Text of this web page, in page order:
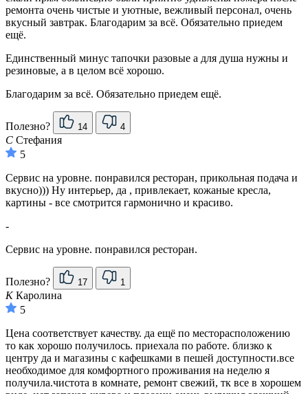
ремонта очень чистые и уютные, вежливый персонал, очень
вкусный завтрак. Благодарим за всё. Обязательно приедем
ещё.
Единственный минус тапочки разовые а для душа нужны и
резиновые, а в целом всё хорошо.
Благодарим за всё. Обязательно приедем ещё.
Полезно? 14 4
С Стефания
5
Сервис на уровне. понравился ресторан, прикольная подача и
вкусно))) Ну интерьер, да , привлекает, кожаные кресла,
картины - все смотрится гармонично и красиво.
-
Сервис на уровне. понравился ресторан.
Полезно? 17 1
ККаролина
5
Цена соответствует качеству. да ещё по месторасположению
то как хорошо получилось. приехала по работе. близко к
центру да и магазины с кафешками в пешей доступности.все
необходимое для комфортного проживания на неделю я
получила.чистота в комнате, ремонт свежий, тк все в хорошем